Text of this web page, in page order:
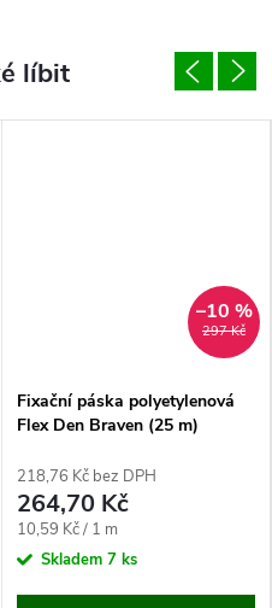
297 Kč
–10 %
Fixační páska polyetylenová
Flex Den Braven (25 m)
218,76 Kč bez DPH
264,70 Kč
Měrná
cena:
10,59 Kč / 1 m
Skladem 7 ks